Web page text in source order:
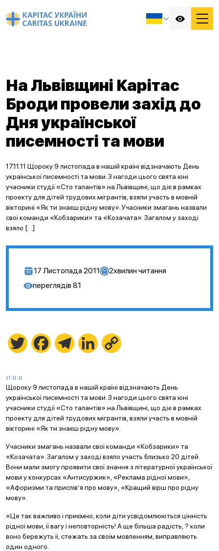
На Львівщині Карітас
Броди провели захід до
Дня української
писемності та мови
17.11.11 Щороку 9 листопада в нашій країні відзначають День
української писемності та мови. З нагоди цього свята юні
учасники студії «Сто талантів» на Львівщині, що діє в рамках
проекту для дітей трудових мігрантів, взяли участь в мовній
вікторині «Як ти знаєш рідну мову». Учасники змагань назвали
свої команди «Кобзарики» та «Козачата». Загалом у заході
взяло […]
17 Листопада 2011 2хвилин читання
переглядів 81
Twitter FacebookTelegramLinkedIn
17.11.11
Щороку 9 листопада в нашій країні відзначають День
української писемності та мови. З нагоди цього свята юні
учасники студії «Сто талантів» на Львівщині, що діє в рамках
проекту для дітей трудових мігрантів, взяли участь в мовній
вікторині «Як ти знаєш рідну мову».
Учасники змагань назвали свої команди «Кобзарики» та
«Козачата». Загалом у заході взяло участь близько 20 дітей.
Вони мали змогу проявити свої знання з літературної української
мови у конкурсах «Антисуржик», «Реклама рідної мови»,
«Афоризми та прислів’я про мову», «Кращий вірш про рідну
мову».
«Це так важливо і приємно, коли діти усвідомлюються цінність
рідної мови, її вагу і неповторність! А ще більша радість, ? коли
воно бережуть її, стежать за своїм мовленням, виправляють
один одного.